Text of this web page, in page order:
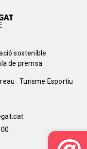
sostenible
de premsa
Turisme Esportiu